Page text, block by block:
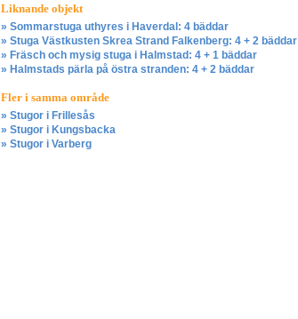
Liknande objekt
» Sommarstuga uthyres i Haverdal: 4 bäddar
» Stuga Västkusten Skrea Strand Falkenberg: 4 + 2 bäddar
» Fräsch och mysig stuga i Halmstad: 4 + 1 bäddar
» Halmstads pärla på östra stranden: 4 + 2 bäddar
Fler i samma område
» Stugor i Frillesås
» Stugor i Kungsbacka
» Stugor i Varberg